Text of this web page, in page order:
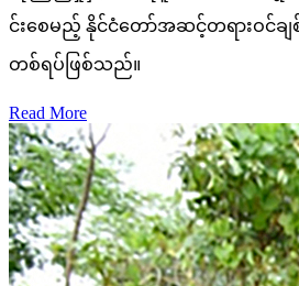
င်းစေမည့် နိုင်ငံတော်အဆင့်တရားဝင်ချ
တစ်ရပ်ဖြစ်သည်။
Read More